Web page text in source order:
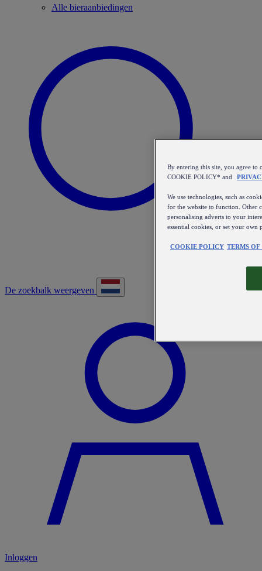
Alle bieraanbiedingen
De zoekbalk weergeven
Inloggen
By entering this site, you agree to
COOKIE POLICY* and
We use technologies, such as
for the website to function. Other
personalising adverts to your
essential cookies, or set your own
COOKIE POLICY TERMS OF